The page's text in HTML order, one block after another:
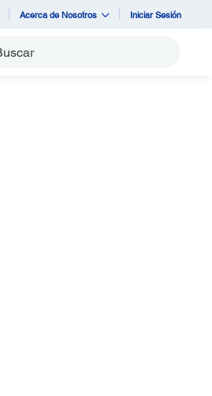
Acerca de Nosotros Iniciar Sesión